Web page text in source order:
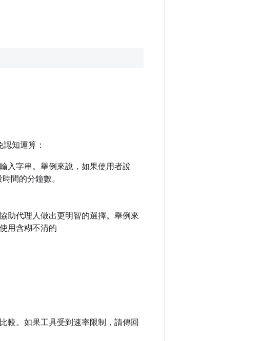
知運算：
入字串。舉例來說，如果使用者說
間的分鐘數。
助代理人做出更明智的選擇。舉例來
用含糊不清的
較。如果工具受到速率限制，請傳回